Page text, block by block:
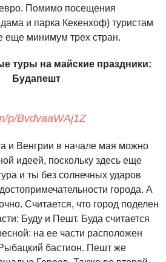
Помимо посещения
и парка Кекенхоф) туристам
еще минимум трех стран.
туры на майские праздники:
Будапешт
p/BvdvaaWAj1Z
и Венгрии в начале мая можно
идеей, поскольку здесь еще
и ты без солнечных ударов
города. А
Считается, что город поделен
Буду и Пешт. Буда считается
на ее части расположен
бастион. Пешт же